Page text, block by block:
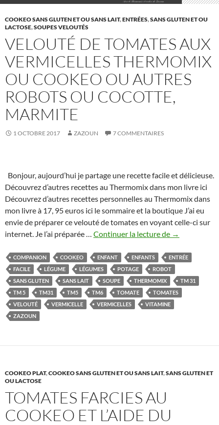
COOKEO SANS GLUTEN ET OU SANS LAIT,ENTRÉES,SANS GLUTEN ET OU
LACTOSE,SOUPES VELOUTÉS
VELOUTÉ DE TOMATES AUX
VERMICELLES THERMOMIX
OU COOKEO OU AUTRES
ROBOTS OU COCOTTE,
MARMITE
1 OCTOBRE 2017 ZAZOUN 7 COMMENTAIRES
Bonjour, aujourd’hui je partage une recette facile et délicieuse.
Découvrez d’autres recettes au Thermomix dans mon livre ici
Découvrez d’autres recettes personnelles au Thermomix dans
mon livre à 17, 95 euros ici le sommaire et la boutique J’ai eu
envie de préparer ce velouté de tomates en voyant celle-ci sur
internet. Je l’ai préparée … Continuer la lecture de Velouté
tomates
aux
vermicelles
Thermomix
cocotte,
→
COMPANION COOKEO ENFANT ENFANTS
ENTRÉE
FACILE
LÉGUME LÉGUMES POTAGE
ROBOT
SANS GLUTEN
SANS LAIT SOUPE THERMOMIX
TM 31
TM 5
TM31 TM5 TM6 TOMATE
TOMATES
VELOUTÉ
VERMICELLE VERMICELLES
VITAMINE
ZAZOUN
COOKEO PLAT,COOKEO SANS GLUTEN ET OU SANS LAIT,SANS GLUTEN ET
OU LACTOSE
TOMATES FARCIES AU
COOKEO ET L’AIDE DU